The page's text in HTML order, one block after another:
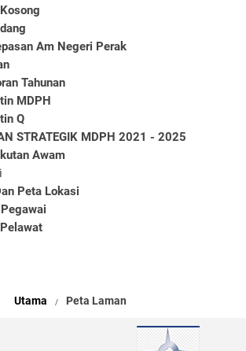
Am Negeri Perak
Tahunan
MDPH
Q
STRATEGIK MDPH 2021 - 2025
Awam
Peta Lokasi
Utama Peta Laman